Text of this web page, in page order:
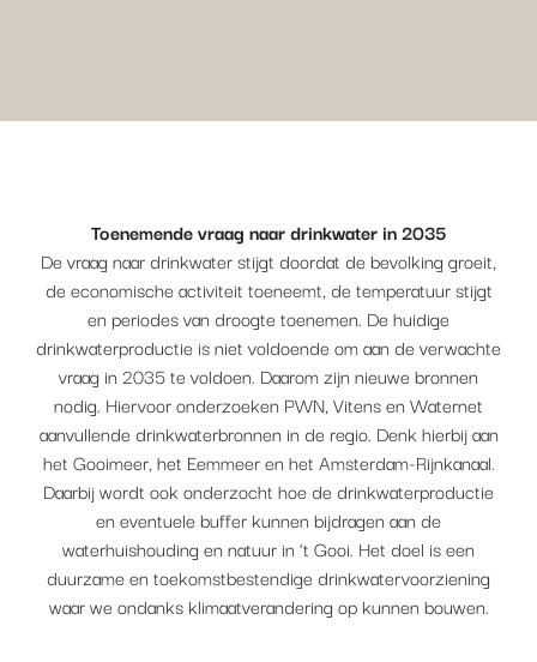
Toenemende vraag naar drinkwater in 2035
De vraag naar drinkwater stijgt doordat de bevolking groeit,
de economische activiteit toeneemt, de temperatuur stijgt
en periodes van droogte toenemen. De huidige
drinkwaterproductie is niet voldoende om aan de verwachte
vraag in 2035 te voldoen. Daarom zijn nieuwe bronnen
nodig. Hiervoor onderzoeken PWN, Vitens en Waternet
aanvullende drinkwaterbronnen in de regio. Denk hierbij aan
het Gooimeer, het Eemmeer en het Amsterdam-Rijnkanaal.
Daarbij wordt ook onderzocht hoe de drinkwaterproductie
en eventuele buffer kunnen bijdragen aan de
waterhuishouding en natuur in ‘t Gooi. Het doel is een
duurzame en toekomstbestendige drinkwatervoorziening
waar we ondanks klimaatverandering op kunnen bouwen.